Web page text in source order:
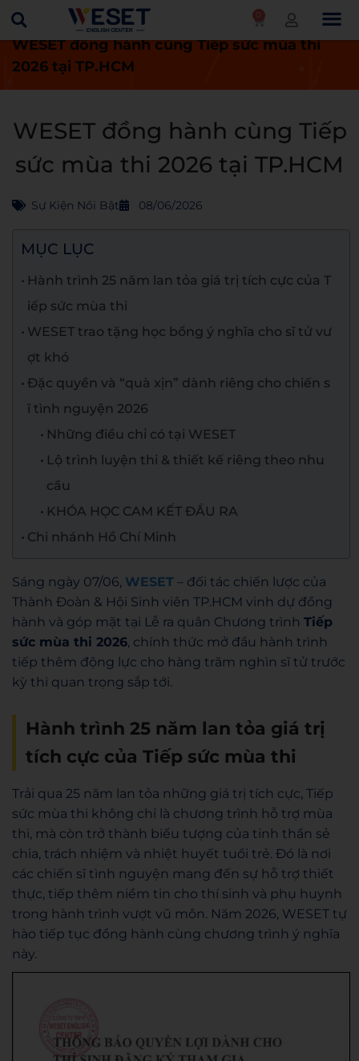
0
Trang chủ Tin tức
Sự kiện nổi bật
WESET đồng hành cùng Tiếp sức mùa thi
2026 tại TP.HCM
WESET đồng hành cùng Tiếp
sức mùa thi 2026 tại TP.HCM
Sự Kiện Nổi Bật 08/06/2026
MỤC LỤC
Hành trình 25 năm lan tỏa giá trị tích cực của T
iếp sức mùa thi
WESET trao tặng học bổng ý nghĩa cho sĩ tử vư
ợt khó
Đặc quyền và “quà xịn” dành riêng cho chiến s
ĩ tình nguyện 2026
Những điều chỉ có tại WESET
Lộ trình luyện thi & thiết kế riêng theo nhu
cầu
KHÓA HỌC CAM KẾT ĐẦU RA
Chi nhánh Hồ Chí Minh
Sáng ngày 07/06, WESET – đối tác chiến lược của
Thành Đoàn & Hội Sinh viên TP.HCM vinh dự đồng
hành và góp mặt tại Lễ ra quân Chương trình Tiếp
sức mùa thi 2026, chính thức mở đầu hành trình
tiếp thêm động lực cho hàng trăm nghìn sĩ tử trước
kỳ thi quan trọng sắp tới.
Hành trình 25 năm lan tỏa giá trị
tích cực của Tiếp sức mùa thi
Trải qua 25 năm lan tỏa những giá trị tích cực, Tiếp
sức mùa thi không chỉ là chương trình hỗ trợ mùa
thi, mà còn trở thành biểu tượng của tinh thần sẻ
chia, trách nhiệm và nhiệt huyết tuổi trẻ. Đó là nơi
các chiến sĩ tình nguyện mang đến sự hỗ trợ thiết
thực, tiếp thêm niềm tin cho thí sinh và phụ huynh
trong hành trình vượt vũ môn. Năm 2026, WESET tự
hào tiếp tục đồng hành cùng chương trình ý nghĩa
này.